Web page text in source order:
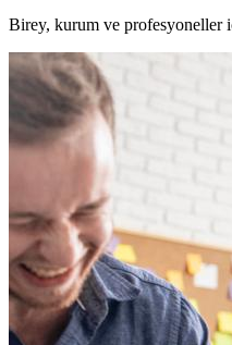
Birey, kurum ve profesyoneller